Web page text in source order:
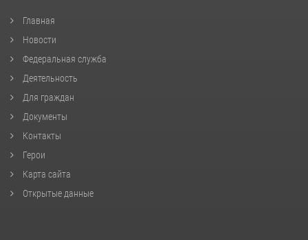
Главная
Новости
Федеральная служба
Деятельность
Для граждан
Документы
Контакты
Герои
Карта сайта
Открытые данные